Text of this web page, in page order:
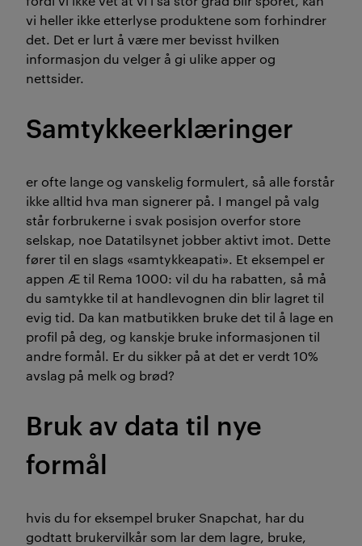
vi heller ikke etterlyse produktene som forhindrer
det. Det er lurt å være mer bevisst hvilken
informasjon du velger å gi ulike apper og
nettsider.
Samtykkeerklæringer
er ofte lange og vanskelig formulert, så alle forstår
ikke alltid hva man signerer på. I mangel på valg
står forbrukerne i svak posisjon overfor store
selskap, noe Datatilsynet jobber aktivt imot. Dette
fører til en slags «samtykkeapati». Et eksempel er
appen Æ til Rema 1000: vil du ha rabatten, så må
du samtykke til at handlevognen din blir lagret til
evig tid. Da kan matbutikken bruke det til å lage en
profil på deg, og kanskje bruke informasjonen til
andre formål. Er du sikker på at det er verdt 10%
avslag på melk og brød?
Bruk av data til nye
formål
hvis du for eksempel bruker Snapchat, har du
godtatt brukervilkår som lar dem lagre, bruke,